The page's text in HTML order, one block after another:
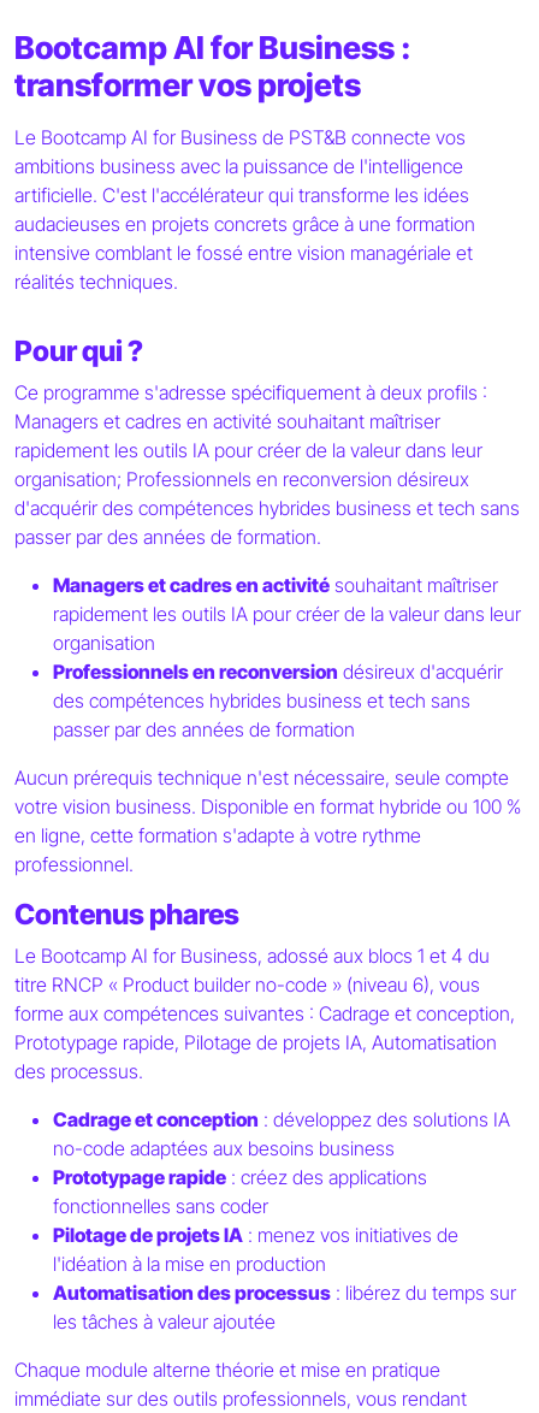
Bootcamp AI for Business :
transformer vos projets
Le Bootcamp AI for Business de PST&B connecte vos
ambitions business avec la puissance de l'intelligence
artificielle. C'est l'accélérateur qui transforme les idées
audacieuses en projets concrets grâce à une formation
intensive comblant le fossé entre vision managériale et
réalités techniques.
Pour qui ?
Ce programme s'adresse spécifiquement à deux profils :
Managers et cadres en activité souhaitant maîtriser
rapidement les outils IA pour créer de la valeur dans leur
organisation; Professionnels en reconversion désireux
d'acquérir des compétences hybrides business et tech sans
passer par des années de formation.
Managers et cadres en activité souhaitant maîtriser
rapidement les outils IA pour créer de la valeur dans leur
organisation
Professionnels en reconversion désireux d'acquérir
des compétences hybrides business et tech sans
passer par des années de formation
Aucun prérequis technique n'est nécessaire, seule compte
votre vision business. Disponible en format hybride ou 100 %
en ligne, cette formation s'adapte à votre rythme
professionnel.
Contenus phares
Le Bootcamp AI for Business, adossé aux blocs 1 et 4 du
titre RNCP « Product builder no-code » (niveau 6), vous
forme aux compétences suivantes : Cadrage et conception,
Prototypage rapide, Pilotage de projets IA, Automatisation
des processus.
Cadrage et conception : développez des solutions IA
no-code adaptées aux besoins business
Prototypage rapide : créez des applications
fonctionnelles sans coder
Pilotage de projets IA : menez vos initiatives de
l'idéation à la mise en production
Automatisation des processus : libérez du temps sur
les tâches à valeur ajoutée
Chaque module alterne théorie et mise en pratique
immédiate sur des outils professionnels, vous rendant